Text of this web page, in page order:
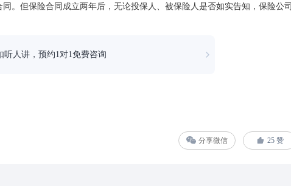
。但保险合同成立两年后，无论投保人、被保险人是否如实告知，保险公司
听人讲，预约1对1免费咨询
分享微信 25赞